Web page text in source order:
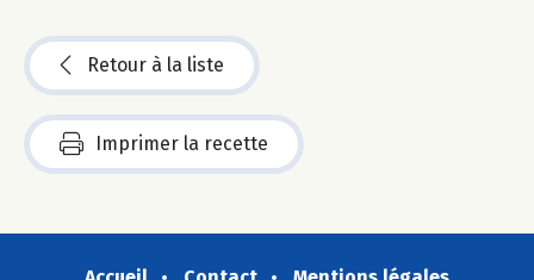
Retour à la liste
Imprimer la recette